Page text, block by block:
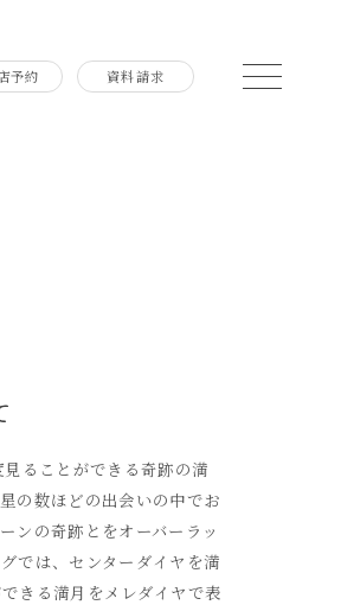
予約 資料請求
ることができる奇跡の満
の数ほどの出会いの中でお
ンの奇跡とをオーバーラッ
では、センターダイヤを満
きる満月をメレダイヤで表